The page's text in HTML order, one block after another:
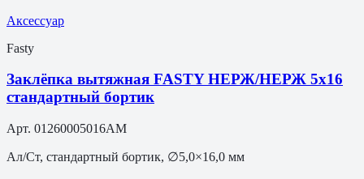
Аксессуар
Fasty
Заклёпка вытяжная FASTY НЕРЖ/НЕРЖ 5х16
стандартный бортик
Арт. 01260005016AM
Ал/Ст, стандартный бортик, ∅5,0×16,0 мм